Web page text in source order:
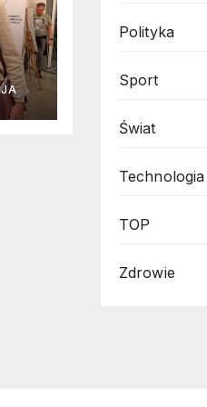
Polityka
Sport
Świat
Technologia
TOP
Zdrowie